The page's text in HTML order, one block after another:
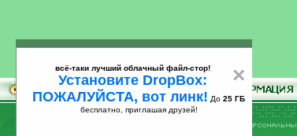
×
всё-таки лучший облачный файл-стор!
Установите DropBox:
ПОЖАЛУЙСТА, вот линк! До 25 ГБ
бесплатно, приглашая друзей!